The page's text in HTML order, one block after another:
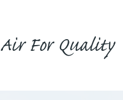
Air For Quality